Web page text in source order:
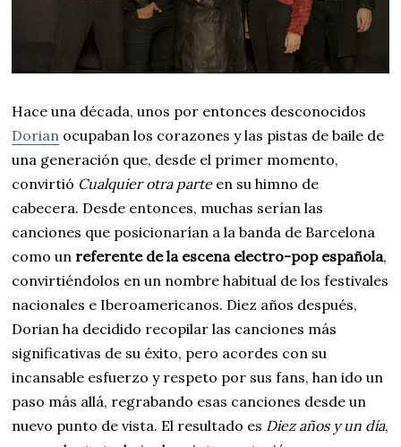
Hace una década, unos por entonces desconocidos
Dorian ocupaban los corazones y las pistas de baile de
una generación que, desde el primer momento,
convirtió Cualquier otra parteen su himno de
cabecera. Desde entonces, muchas serían las
canciones que posicionarían a la banda de Barcelona
como un referente de la escena electro-pop española,
convirtiéndolos en un nombre habitual de los festivales
nacionales e Iberoamericanos. Diez años después,
Dorian ha decidido recopilar las canciones más
significativas de su éxito, pero acordes con su
incansable esfuerzo y respeto por sus fans, han ido un
paso más allá, regrabando esas canciones desde un
nuevo punto de vista. El resultado es Diez años y un día,